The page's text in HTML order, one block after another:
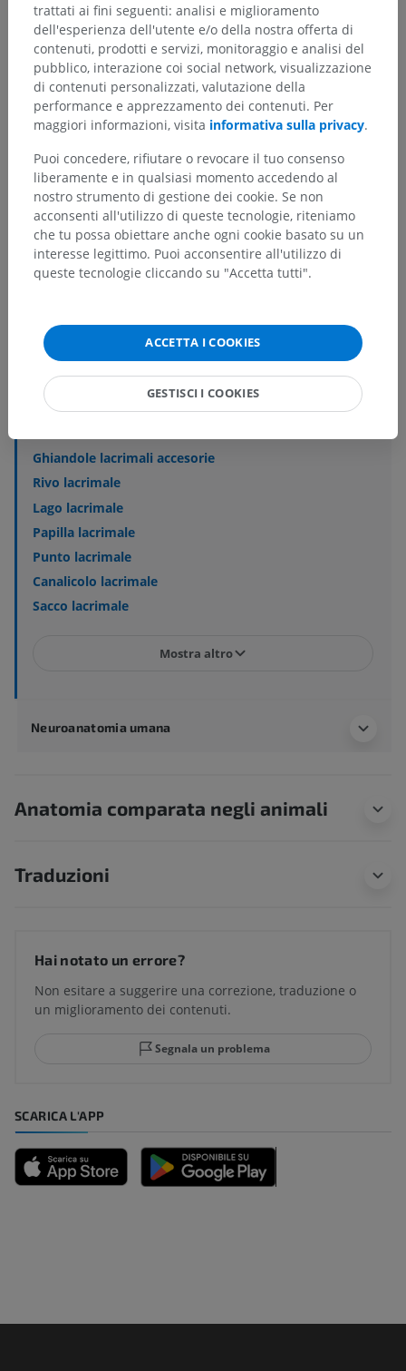
Gerarchia anatomica
Anatomia umana 2
Anatomia umana 1
Occhio e altre strutture>
Strutture accessorie del bulbo oculare
Apparato lacrimale
Strutture sottostanti:
Ghiandole lacrimali accesorie
Rivo lacrimale
Lago lacrimale
Papilla lacrimale
Punto lacrimale
Canalicolo lacrimale
Sacco lacrimale
Mostra altro
Neuroanatomia umana
Anatomia comparata negli animali
Traduzioni
Hai notato un errore?
Non esitare a suggerire una correzione, traduzione o
un miglioramento dei contenuti.
Segnala un problema
SCARICA L'APP
trattati ai fini seguenti: analisi e miglioramento
dell'esperienza dell'utente e/o della nostra offerta di
contenuti, prodotti e servizi, monitoraggio e analisi del
pubblico, interazione coi social network, visualizzazione
di contenuti personalizzati, valutazione della
performance e apprezzamento dei contenuti. Per
maggiori informazioni, visita informativa sulla privacy.
Puoi concedere, rifiutare o revocare il tuo consenso
liberamente e in qualsiasi momento accedendo al
nostro strumento di gestione dei cookie. Se non
acconsenti all'utilizzo di queste tecnologie, riteniamo
che tu possa obiettare anche ogni cookie basato su un
interesse legittimo. Puoi acconsentire all'utilizzo di
queste tecnologie cliccando su "Accetta tutti".
ACCETTA I COOKIES
GESTISCI I COOKIES